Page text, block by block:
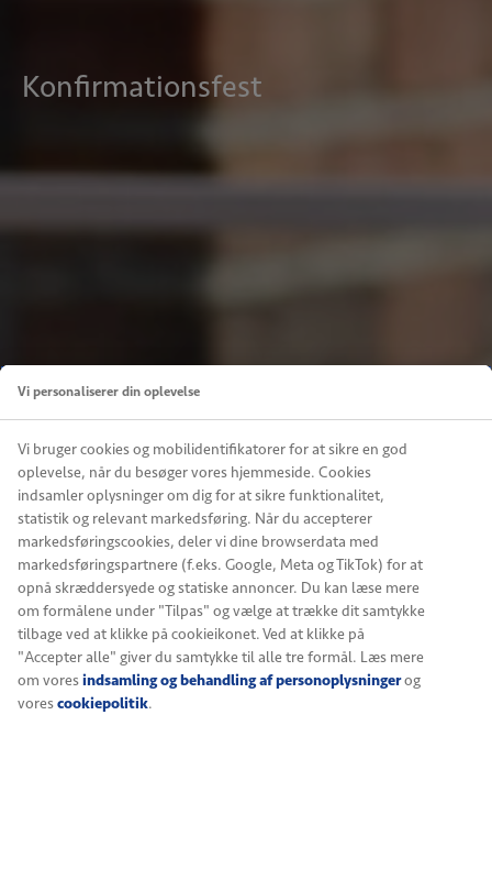
konfirmationsfest
Vi personaliserer din oplevelse
Vi bruger cookies og mobilidentifikatorer for at sikre en god
oplevelse, når du besøger vores hjemmeside. Cookies
indsamler oplysninger om dig for at sikre funktionalitet,
statistik og relevant markedsføring. Når du accepterer
markedsføringscookies, deler vi dine browserdata med
markedsføringspartnere (f.eks. Google, Meta og TikTok) for at
opnå skræddersyede og statiske annoncer. Du kan læse mere
om formålene under "Tilpas" og vælge at trække dit samtykke
tilbage ved at klikke på cookieikonet. Ved at klikke på
"Accepter alle" giver du samtykke til alle tre formål. Læs mere
om voresindsamling og behandling af personoplysningerog
vorescookiepolitik.